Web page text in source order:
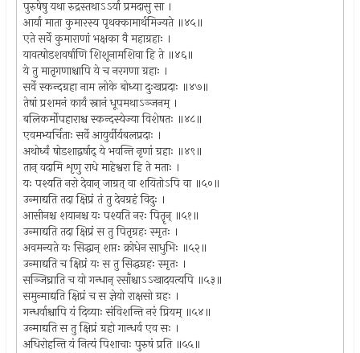
पुरुषेषु यथा रुद्रस्तथाऽऽर्या प्रमदासु सा ।
आर्या माता कुमारस्य पृथक्कामार्थमिज्यते ॥४५॥
एते सर्वे कुमाराणां भक्षका वै महाग्रहाः ।
यावत्षोडशवर्षाणि शिशूनामशिवा हि ते ॥४६॥
ये तु मातृगणाश्चापि ये च नरगणा ग्रहाः ।
सर्वे स्कन्दग्रहा नाम लोके बोध्या दुःखप्रदाः ॥४७॥
तेषां प्रशमनं कार्यं स्नानं धूपमथाऽञ्जनम् ।
बलिकर्मोपहाराश्च स्कन्दस्येज्या विशेषतः ॥४८॥
एवमभ्यर्चिताः सर्वे आयुर्वीर्यबलप्रदाः ।
अथोर्ध्वं षोडशाद्वर्षाद् ये भवन्ति नृणां ग्रहाः ॥४९॥
तान् वदामि शृणु राधे माहेश्वरा हि ते मताः ।
यः पश्यति नरो देवान् जाग्रत् वा शयितोऽपि वा ॥५०॥
उन्माद्यति तदा क्षिप्रं तं तु देवग्रहं विदुः ।
आसीनश्च शयानश्च यः पश्यति नरः पितॄन् ॥५१॥
उन्माद्यति तदा क्षिप्रं स तु पितृग्रहः स्मृतः ।
अवमन्यते यः सिद्धान् शप्तः क्रोधेन साधुभिः ॥५२॥
उन्माद्यति च क्षिप्रं यः स तु सिद्धग्रहः स्मृतः ।
सञ्जिघ्राति च यो गन्धान् रसाँश्चाऽऽखादयत्यपि ॥५३॥
समुन्माद्यति क्षिप्रं च स ज्ञेयो राक्षसो ग्रहः ।
गन्धर्वाश्चापि यं दिव्याः संविशन्ति नरं प्रियम् ॥५४॥
उन्माद्यति स तु क्षिप्रं ग्रहो गान्धर्व एव सः ।
अधिरोहन्ति यं नित्यं पिशाचाः पुरुषं प्रति ॥५५॥